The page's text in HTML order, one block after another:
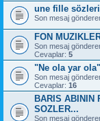
une fille sözleri
Son mesaj
FON
Son mesaj
Cevaplar: 5
"Ne ola yar
Son mesaj
Cevaplar: 16
BARIS ABININ
SOZLER...
Son mesaj